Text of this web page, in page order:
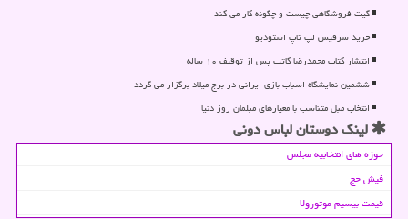
گیت فروشگاهی چیست و چگونه كار می كند
خرید سرفیس لپ تاپ استودیو
انتشار کتاب محمدرضا کاتب پس از توقیف ۱۰ ساله
ششمین نمایشگاه اسباب بازی ایرانی در برج میلاد برگزار می گردد
انتخاب مبل متناسب با معیارهای مبلمان روز دنیا
لینک دوستان لباس دونی
حوزه های انتخابیه مجلس
فیش حج
قیمت بیسیم موتورولا